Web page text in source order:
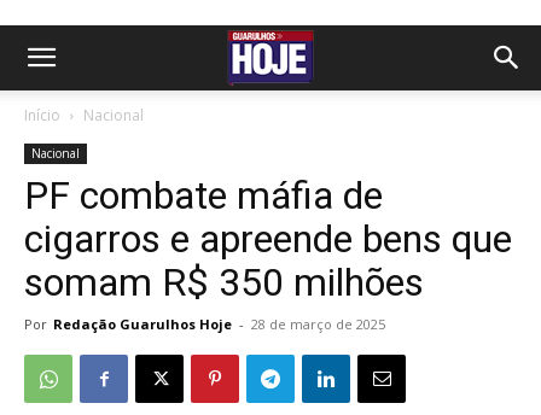
Início Nacional
Nacional
PF combate máfia de
cigarros e apreende bens que
somam R$ 350 milhões
Por Redação Guarulhos Hoje - 28 de março de 2025